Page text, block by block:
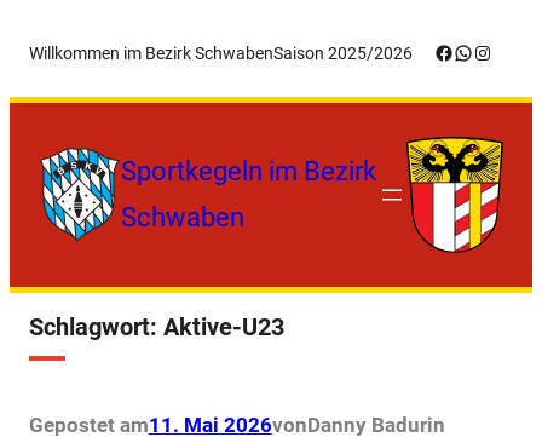
Inhalt
springen
Willkommen im Bezirk SchwabenSaison 2025/2026 Facebook
WhatsApp
Sportkegeln im Bezirk
Schwaben
Schlagwort: Aktive-U23
Gepostet am11. Mai 2026vonDanny Badurin